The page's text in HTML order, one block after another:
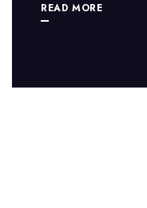
READ MORE